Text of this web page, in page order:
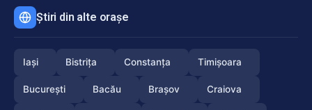
Știri din alte orașe
Iași Bistrița Constanța Timișoara
București Bacău Brașov Craiova